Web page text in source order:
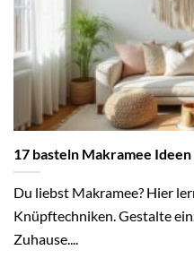
17 basteln Makramee
Du liebst Makramee? Hier
Knüpftechniken. Gestalte
Zuhause....